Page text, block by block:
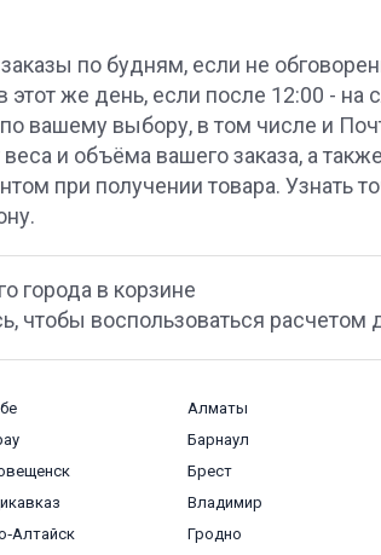
по будням, если не
же день, если после 12:00 -
вашему выбору, в том числе и
и объёма вашего заказа, а
при получении товара.
города в корзине
чтобы воспользоваться расчетом
Алматы
Барнаул
Брест
Владимир
Гродно